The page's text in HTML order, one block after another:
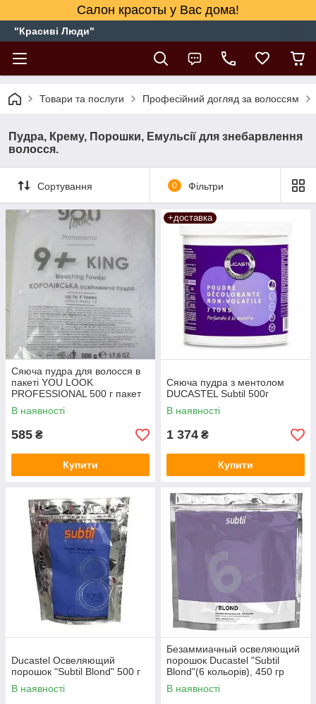
Салон красоты у Вас дома!
"Красиві Люди"
Товари та послуги Професійний догляд за волоссям
Пудра, Крему, Порошки, Емульсії для знебарвлення
волосся.
Сортування 0 Фільтри
Сяюча пудра для волосся в
пакеті YOU LOOK
PROFESSIONAL 500 г пакет
В наявності
585 ₴
Купити
+доставка
Сяюча пудра з ментолом
DUCASTEL Subtil 500г
В наявності
1 374 ₴
Купити
Ducastel Освеляющий
порошок "Subtil Blond" 500 г
В наявності
Безаммиачный освеляющий
порошок Ducastel "Subtil
Blond"(6 кольорів), 450 гр
В наявності